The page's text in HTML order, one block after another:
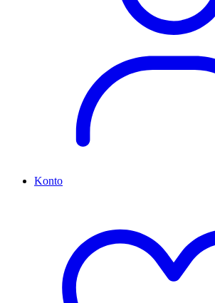
Konto